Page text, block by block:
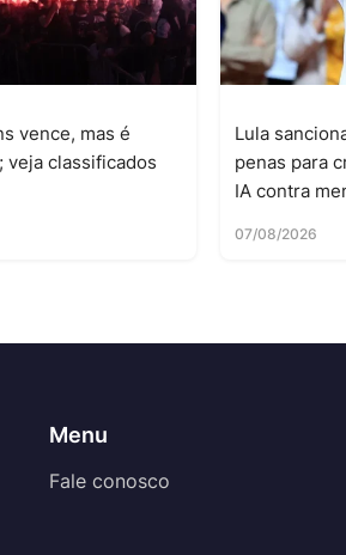
vence, mas é
veja classificados
Lula
penas para
IA contra
07/08/2026
Menu
Fale conosco